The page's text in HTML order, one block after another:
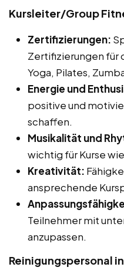
Kursleiter/Group
Zertifizierungen:
Zertifizierungen für
Yoga, Pilates,
Energie und
positive und
schaffen.
Musikalität und
wichtig für Kurse
Kreativität:
ansprechende
Teilnehmer mit
anzupassen.
Reinigungspersonal